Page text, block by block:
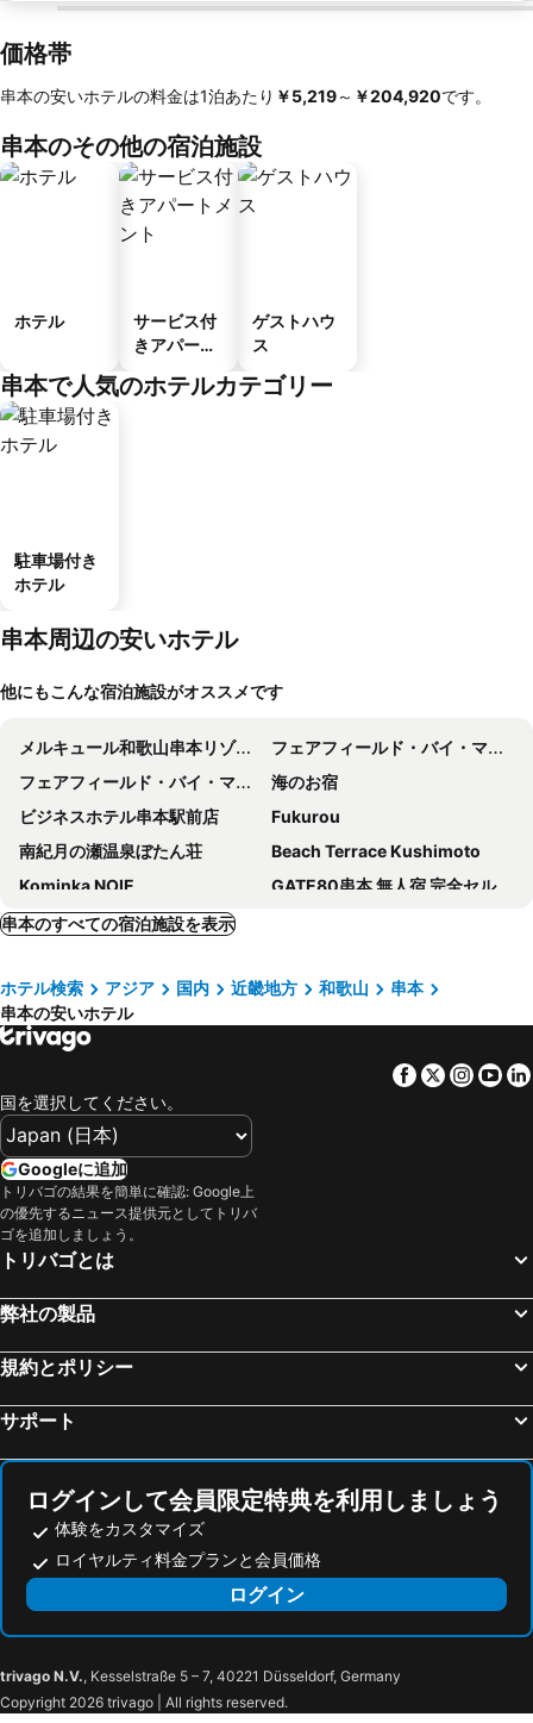
価格帯
串本の安いホテルの料金は1泊あたり ‎￥5,219～ ‎￥204,920です。
串本のその他の宿泊施設
ホテル
サービス付
きアパート
ゲストハウ
ス
串本で人気のホテルカテゴリー
駐車場付き
ホテル
串本周辺の安いホテル
他にもこんな宿泊施設がオススメです
メルキュール和歌山串本リゾート＆スパ
フェアフィールド・バイ・マリオット・和歌山串本
フェアフィールド・バイ・マリオット・和歌山熊野古道すさみ
海のお宿
ビジネスホテル串本駅前店
Fukurou
南紀月の瀬温泉ぼたん荘
Beach Terrace Kushimoto
Kominka NOIE
GATE80串本 無人宿 完全セルフ 予約メッセージ欄確認要す スマートロック 暗証番号チェックイン 素泊まり専門 アメニティ持参で格安滞在 セコム24h監視 駐車場4台
Kushimoto, Minpaqu Azashi
串本のすべての宿泊施設を表示
ホテル検索 アジア 国内 近畿地方 和歌山
串本
串本の安いホテル
Facebook
Twitter
国を選択してください。
Googleに追加
トリバゴの結果を簡単に確認: Google上
の優先するニュース提供元としてトリバ
ゴを追加しましょう。
トリバゴとは
弊社の製品
規約とポリシー
サポート
ログインして会員限定特典を利用しましょう
体験をカスタマイズ
ロイヤルティ料金プランと会員価格
ログイン
trivago N.V., Kesselstraße 5 – 7, 40221 Düsseldorf, Germany
Copyright 2026 trivago | All rights reserved.